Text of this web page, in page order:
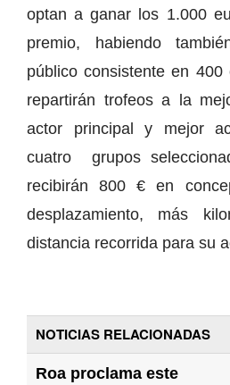
optan a ganar los 1.000
premio, habiendo
público consistente en 400
repartirán trofeos a la
actor principal y mejor
cuatro grupos
recibirán 800 € en
desplazamiento, más
distancia recorrida para su
NOTICIAS RELACIONADAS
Roa proclama este